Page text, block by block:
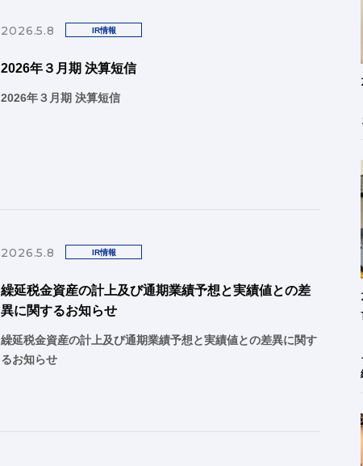
2026.5.8 IR情報
2026年３月期 決算短信
2026年３月期 決算短信
2026.5.8 IR情報
繰延税金資産の計上及び通期業績予想と実績値との差
異に関するお知らせ
繰延税金資産の計上及び通期業績予想と実績値との差異に関す
るお知らせ